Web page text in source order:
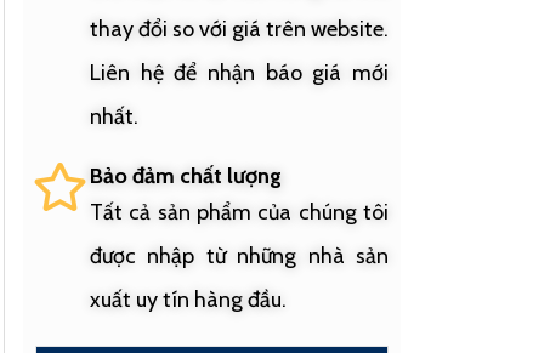
thay đổi so với giá trên website.
Liên hệ để nhận báo giá mới
nhất.
Bảo đảm chất lượng
Tất cả sản phẩm của chúng tôi
được nhập từ những nhà sản
xuất uy tín hàng đầu.